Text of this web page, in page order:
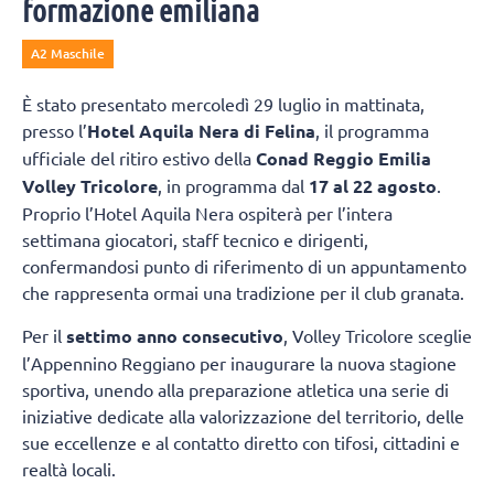
formazione emiliana
A2 Maschile
È stato presentato mercoledì 29 luglio in mattinata,
presso l’Hotel Aquila Nera di Felina, il programma
ufficiale del ritiro estivo della Conad Reggio Emilia
Volley Tricolore, in programma dal 17 al 22 agosto.
Proprio l’Hotel Aquila Nera ospiterà per l’intera
settimana giocatori, staff tecnico e dirigenti,
confermandosi punto di riferimento di un appuntamento
che rappresenta ormai una tradizione per il club granata.
Per il settimo anno consecutivo , Volley Tricolore sceglie
l’Appennino Reggiano per inaugurare la nuova stagione
sportiva, unendo alla preparazione atletica una serie di
iniziative dedicate alla valorizzazione del territorio, delle
sue eccellenze e al contatto diretto con tifosi, cittadini e
realtà locali.